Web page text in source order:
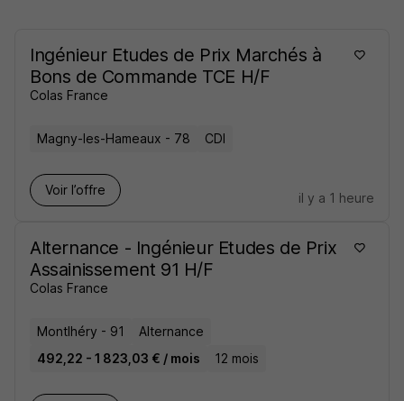
Ingénieur Etudes de Prix Marchés à
Bons de Commande TCE H/F
Colas France
Magny-les-Hameaux - 78 CDI
Voir l’offre
il y a 1 heure
Alternance - Ingénieur Etudes de Prix
Assainissement 91 H/F
Colas France
Montlhéry - 91
Alternance
492,22 - 1 823,03 € / mois
12 mois